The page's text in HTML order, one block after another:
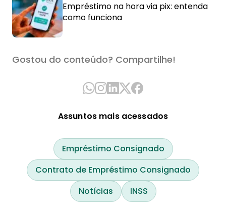
Empréstimo na hora via pix: entenda
como funciona
Gostou do conteúdo? Compartilhe!
Assuntos mais acessados
Empréstimo Consignado
Contrato de Empréstimo Consignado
Notícias
INSS